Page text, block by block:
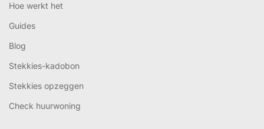
Hoe werkt het
Guides
Blog
Stekkies-kadobon
Stekkies opzeggen
Check huurwoning